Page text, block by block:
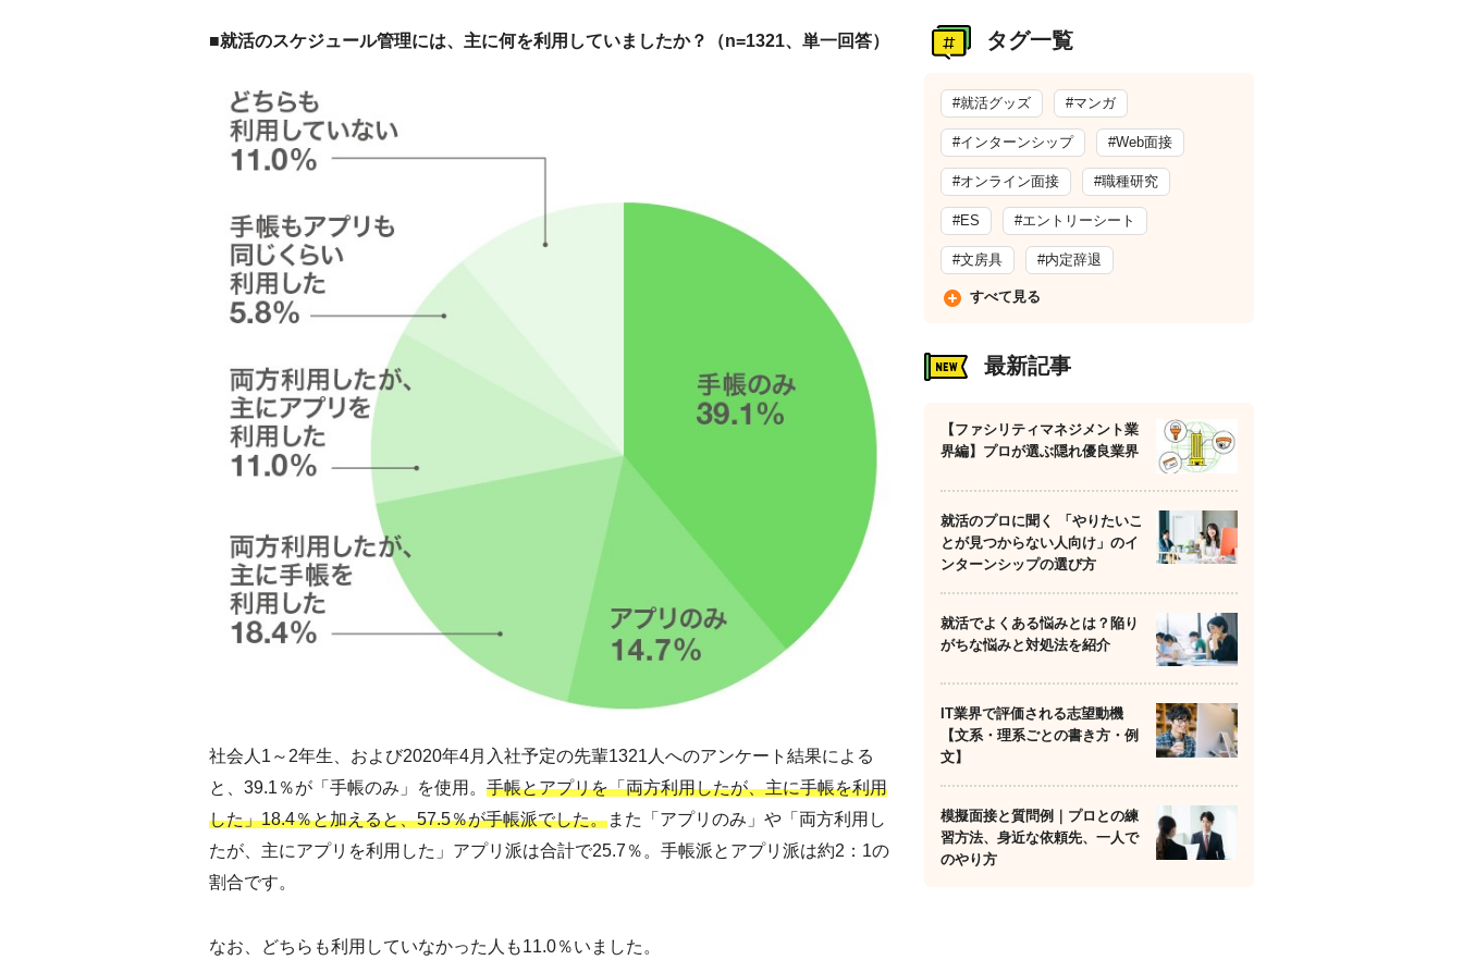
■就活のスケジュール管理には、主に何を利用していましたか？（n=1321、単一回答）
社会人1～2年生、および2020年4月入社予定の先輩1321人へのアンケート結果による
と、39.1％が「手帳のみ」を使用。 手帳とアプリを「両方利用したが、主に手帳を利用
した」18.4％と加えると、57.5％が手帳派でした。また「アプリのみ」や「両方利用し
たが、主にアプリを利用した」アプリ派は合計で25.7％。手帳派とアプリ派は約2：1の
割合です。
なお、どちらも利用していなかった人も11.0％いました。
タグ一覧
#就活グッズ #マンガ
#インターンシップ #Web面接
#オンライン面接 #職種研究
#ES #エントリーシート
#文房具 #内定辞退
すべて見る
最新記事
【ファシリティマネジメント業
界編】プロが選ぶ隠れ優良業界
就活のプロに聞く 「やりたいこ
とが見つからない人向け」のイ
ンターンシップの選び方
就活でよくある悩みとは？陥り
がちな悩みと対処法を紹介
IT業界で評価される志望動機
【文系・理系ごとの書き方・例
文】
模擬面接と質問例｜プロとの練
習方法、身近な依頼先、一人で
のやり方